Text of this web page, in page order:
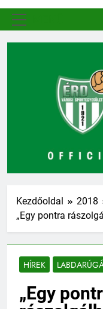
Kezdőoldal 2018
„Egy pontra
HÍREK
„Egy